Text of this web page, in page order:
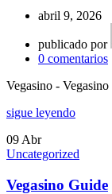
abril 9, 2026
publicado por
0 comentarios
Vegasino - Vegasino
sigue leyendo
09 Abr
Uncategorized
Vegasino Guide